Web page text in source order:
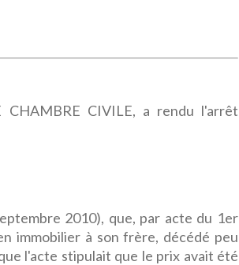
CHAMBRE CIVILE, a rendu l'arrêt
2010), que, par acte du 1er
immobilier à son frère, décédé peu
l'acte stipulait que le prix avait été